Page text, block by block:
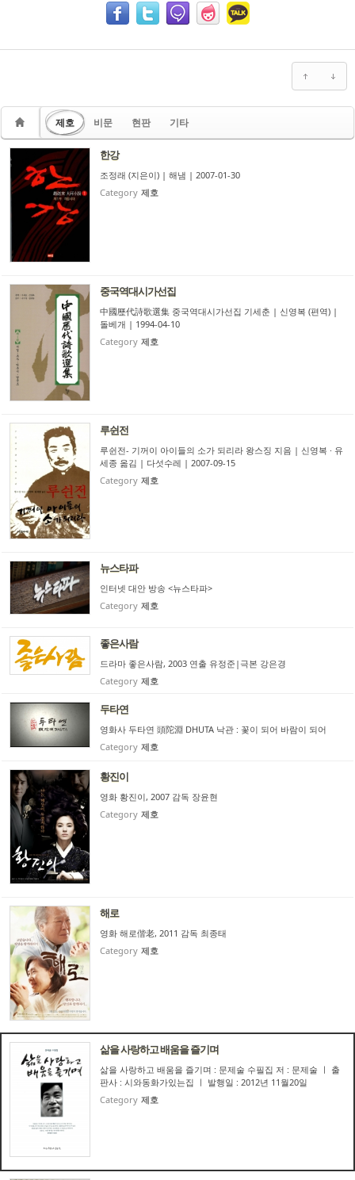
제호 비문 현판 기타
한강
조정래 (지은이) | 해냄 | 2007-01-30
Category 제호
중국역대시가선집
中國歷代詩歌選集 중국역대시가선집 기세춘 | 신영복 (편역) |
돌베개 | 1994-04-10
Category 제호
루쉰전
루쉰전- 기꺼이 아이들의 소가 되리라 왕스징 지음 | 신영복 · 유
세종 옮김 | 다섯수레 | 2007-09-15
Category 제호
뉴스타파
인터넷 대안 방송 <뉴스타파>
Category 제호
좋은사람
드라마 좋은사람, 2003 연출 유정준|극본 강은경
Category 제호
두타연
영화사 두타연 頭陀淵 DHUTA 낙관 : 꽃이 되어 바람이 되어
Category 제호
황진이
영화 황진이, 2007 감독 장윤현
Category 제호
해로
영화 해로偕老, 2011 감독 최종태
Category 제호
삶을 사랑하고 배움을 즐기며
삶을 사랑하고 배움을 즐기며 : 문제술 수필집 저 : 문제술 ㅣ 출
판사 : 시와동화가있는집 ㅣ 발행일 : 2012년 11월20일
Category 제호